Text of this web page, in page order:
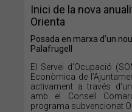
Inici de la nova
Orienta
Posada en marxa d’un
Palafrugell
El Servei d’Ocupació
Econòmica de
activament a través
amb el Consell
programa subvencionat